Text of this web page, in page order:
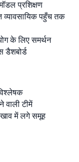
प्रशिक्षण
व्यावसायिक पहुँच तक
के लिए समर्थन
डैशबोर्ड
वाली टीमें
में लगे समूह